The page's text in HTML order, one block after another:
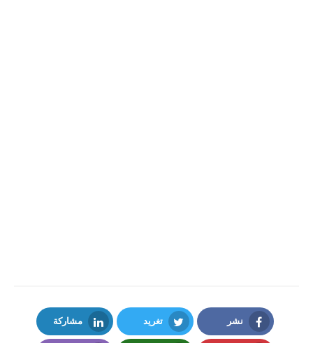
نشر
Facebook
تغريد
Twitter
مشاركة
LinkedIn